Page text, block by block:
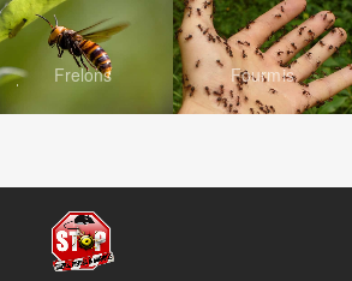
Frelons Fourmis